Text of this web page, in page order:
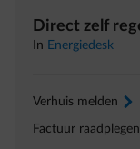
Direct zelf
In Energiedesk
Verhuis melden arrow-right
Factuur raadplegen